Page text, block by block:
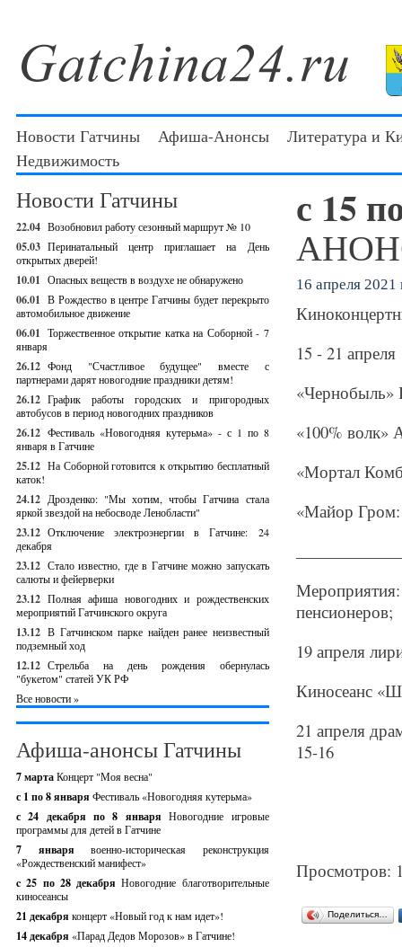
Новости Гатчины Афиша-Анонсы
Литература и
Недвижимость
Новости Гатчины
22.04 Возобновил работу сезонный маршрут № 10
05.03 Перинатальный центр приглашает на День
открытых дверей!
10.01 Опасных веществ в воздухе не обнаружено
06.01 В Рождество в центре Гатчины будет перекрыто
автомобильное движение
06.01 Торжественное открытие катка на Соборной - 7
января
26.12 Фонд "Счастливое будущее" вместе с
партнерами дарят новогодние праздники детям!
26.12 График работы городских и пригородных
автобусов в период новогодних праздников
26.12 Фестиваль «Новогодняя кутерьма» - с 1 по 8
января в Гатчине
25.12 На Соборной готовится к открытию бесплатный
каток!
24.12 Дрозденко: "Мы хотим, чтобы Гатчина стала
яркой звездой на небосводе Ленобласти"
23.12 Отключение электроэнергии в Гатчине: 24
декабря
23.12 Стало известно, где в Гатчине можно запускать
салюты и фейерверки
23.12 Полная афиша новогодних и рождественских
мероприятий Гатчинского округа
13.12 В Гатчинском парке найден ранее неизвестный
подземный ход
12.12 Стрельба на день рождения обернулась
"букетом" статей УК РФ
Все новости »
Афиша-анонсы Гатчины
7 мартаКонцерт "Моя весна"
с 1 по 8 января Фестиваль «Новогодняя кутерьма»
с 24 декабря по 8 январяНовогодние игровые
программы для детей в Гатчине
7 январявоенно-историческая реконструкция
«Рождественский манифест»
c 25 по 28 декабряНовогодние благотворительные
киносеансы
21 декабря концерт «Новый год к нам идет»!
14 декабря «Парад Дедов Морозов» в Гатчине!
с 15
16 апреля 2021
15 - 21 апреля
«Чернобыль»
«100% волк»
«Мортал
«Майор Гром:
пенсионеров;
19 апреля
Киносеанс
21 апреля
15-16
Просмотров:
Поделиться…